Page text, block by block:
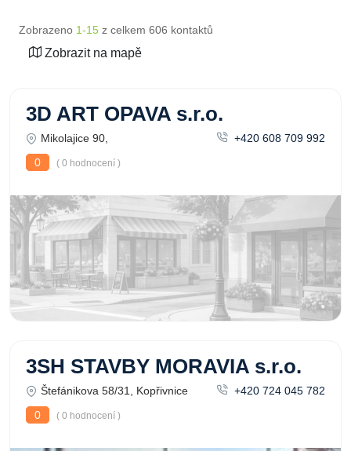
Zobrazeno 1-15 z celkem 606 kontaktů
Zobrazit na mapě
3D ART OPAVA s.r.o.
Mikolajice 90,
+420 608 709 992
0
( 0 hodnocení )
3SH STAVBY MORAVIA s.r.o.
Štefánikova 58/31, Kopřivnice
+420 724 045 782
0
( 0 hodnocení )